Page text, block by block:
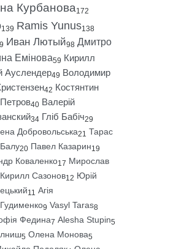
Курбанова172
139 Ramis Yunus138
Иван Лютый98 Дмитро
Емінова59 Кирилл
Ауслендер49 Володимир
42 Костянтин
40 Валерій
34 Гліб Бабіч29
Добровольська21 Тарас
20 Павел Казарин19
Коваленко17 Мирослав
Кирилл Сазонов12 Юрій
11 Агія
9 Vasyl Taras8
Федина7 Alesha Stupin5
5 Олена Монова5